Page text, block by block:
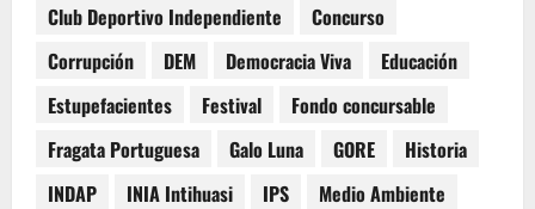
Club Deportivo Independiente
Concurso
Corrupción
DEM Democracia Viva
Educación
Estupefacientes
Festival
Fondo concursable
Fragata Portuguesa
Galo Luna GORE
Historia
INDAP
INIA Intihuasi IPS
Medio Ambiente